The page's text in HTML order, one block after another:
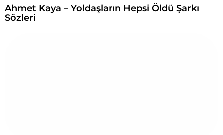
Ahmet Kaya – Yoldaşların Hepsi Öldü Şarkı
Sözleri